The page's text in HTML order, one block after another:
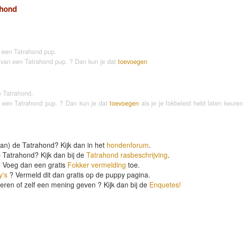
Tatrahond pup.
een Tatrahond pup. ? Dan kun je dat toevoegen
Tatrahond.
Tatrahond pup. ? Dan kun je dattoevoegen als je je fokbeleid hebt laten keuren
de Tatrahond? Kijk dan in het hondenforum.
Kijk dan bij de Tatrahond rasbeschrijving.
Voeg dan een gratis Fokker vermelding toe.
? Vermeld dit dan gratis op de puppy pagina.
of zelf een mening geven ? Kijk dan bij de Enquetes!